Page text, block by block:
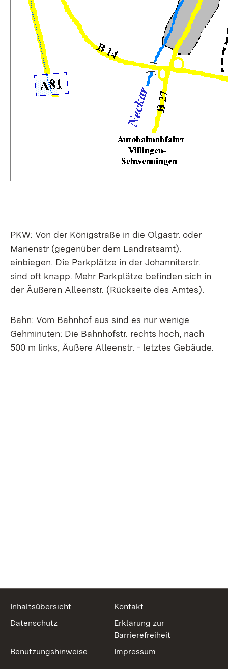
PKW: Von der Königstraße in die Olgastr. oder
Marienstr (gegenüber dem Landratsamt).
einbiegen. Die Parkplätze in der Johanniterstr.
sind oft knapp. Mehr Parkplätze befinden sich in
der Äußeren Alleenstr. (Rückseite des Amtes).
Bahn: Vom Bahnhof aus sind es nur wenige
Gehminuten: Die Bahnhofstr. rechts hoch, nach
500 m links, Äußere Alleenstr. - letztes Gebäude.
Inhaltsübersicht
Kontakt
Datenschutz
Erklärung zur
Barrierefreiheit
Benutzungshinweise
Impressum